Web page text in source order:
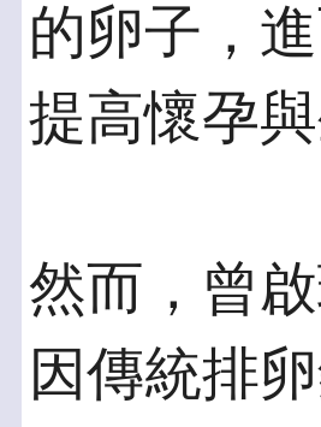
的卵子，
提高懷孕
然而，曾
因傳統排